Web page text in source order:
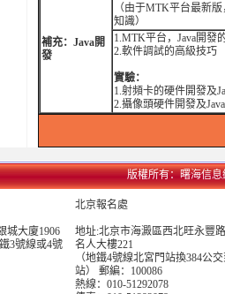
補充：Java開
發
（由于MTK平台最新
知識）
1.MTK平台，Java開發
2.軟件調試的高級技巧
實驗：
1.射頻卡的硬件開發及
2.攝像頭硬件開發及
版權所有：曙海信息
城大廈1906
3號線或4號
北京報名處
地址:北京市海澱區西北旺永豐
名人大樓221
（地鐵4號線北宮門站換384公
站） 郵編：100086
熱線：010-51292078